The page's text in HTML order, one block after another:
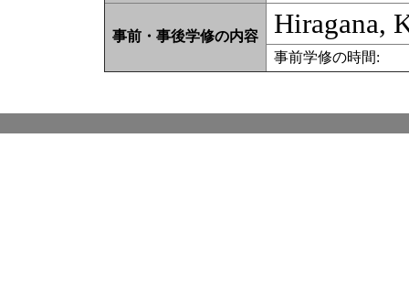
事前・事後学修の内容 Hiragana,
事前学修の時間: